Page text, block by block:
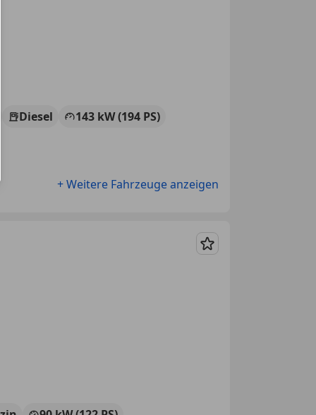
Diesel
143 kW (194 PS)
+ Weitere Fahrzeuge anzeigen
Merken